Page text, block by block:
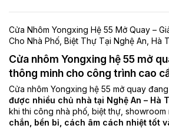
Cửa Nhôm Yongxing Hệ 55 Mở Quay –
Cho Nhà Phố, Biệt Thự Tại Nghệ An, Hà
Cửa nhôm Yongxing hệ 55 mở
thông minh cho công trình cao
Cửa nhôm Yongxing hệ 55 mở quay
được nhiều chủ nhà tại Nghệ An – Hà
khi thi công nhà phố, biệt thự, showroom
chắn, bền bỉ, cách âm cách nhiệt tốt